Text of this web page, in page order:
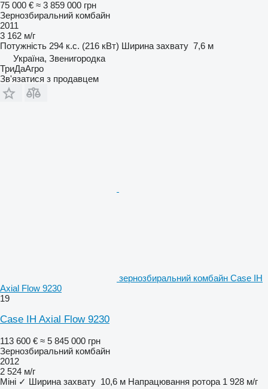
75 000 € ≈ 3 859 000 грн
Зернозбиральний комбайн
2011
3 162 м/г
Потужність 294 к.с. (216 кВт) Ширина захвату 7,6 м
Україна, Звенигородка
ТриДаАгро
Зв'язатися з продавцем
зернозбиральний комбайн Case IH
Axial Flow 9230
19
Case IH Axial Flow 9230
113 600 € ≈ 5 845 000 грн
Зернозбиральний комбайн
2012
2 524 м/г
Міні ✓ Ширина захвату 10,6 м Напрацювання ротора 1 928 м/г